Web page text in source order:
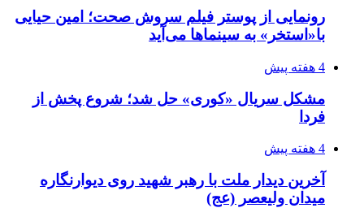
رونمایی از پوستر فیلم سروش صحت؛ امین حیایی
با«استخر» به سینماها می‌آید
4 هفته پیش
مشکل سریال «کوری» حل شد؛ شروع پخش از
فردا
4 هفته پیش
آخرین دیدار ملت با رهبر شهید روی دیوارنگاره
میدان ولیعصر (عج)